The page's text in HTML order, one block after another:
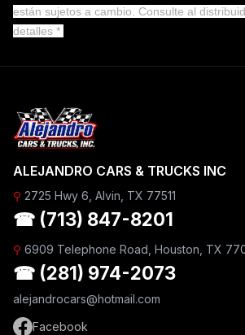
están sujetos a cambio. Consulte al
detalles *
ALEJANDRO CARS & TRUCKS INC
⚲ 2725 Hwy 6, Alvin, TX 77511
☎ (713) 847-8201
⚲ 6909 Telephone Road, Houston, TX
☎ (281) 974-2073
alejandrocars@hotmail.com
Facebook